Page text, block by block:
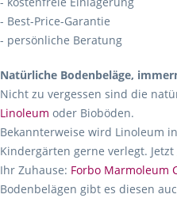
- Best-Price-Garantie
- persönliche Beratung
Natürliche Bodenbeläge,
Nicht zu vergessen sind die
Linoleum oder Bioböden.
Bekannterweise wird Linoleum
Kindergärten gerne verlegt.
Ihr Zuhause: Forbo Marmoleum
Bodenbelägen gibt es diesen